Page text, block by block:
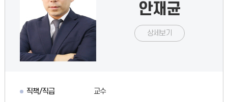
안재균
상세보기
직책/직급
교수